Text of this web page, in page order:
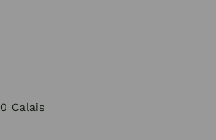
Calais